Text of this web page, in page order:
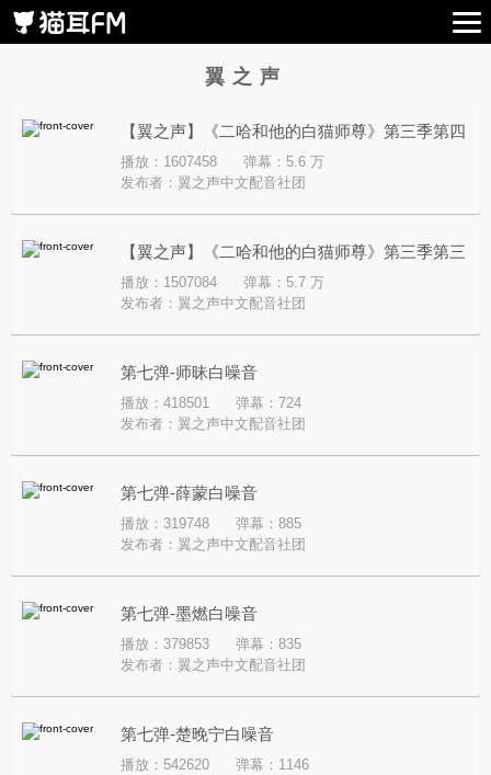
翼之声
【翼之声】《二哈和他的白猫师尊》第三季第四
期
播放：1607458
弹幕：5.6 万
发布者： 翼之声中文配音社团
【翼之声】《二哈和他的白猫师尊》第三季第三
期
播放：1507084
弹幕：5.7 万
发布者： 翼之声中文配音社团
第七弹-师昧白噪音
播放：418501
弹幕：724
发布者： 翼之声中文配音社团
第七弹-薛蒙白噪音
播放：319748
弹幕：885
发布者： 翼之声中文配音社团
第七弹-墨燃白噪音
播放：379853
弹幕：835
发布者： 翼之声中文配音社团
第七弹-楚晚宁白噪音
播放：542620
弹幕：1146